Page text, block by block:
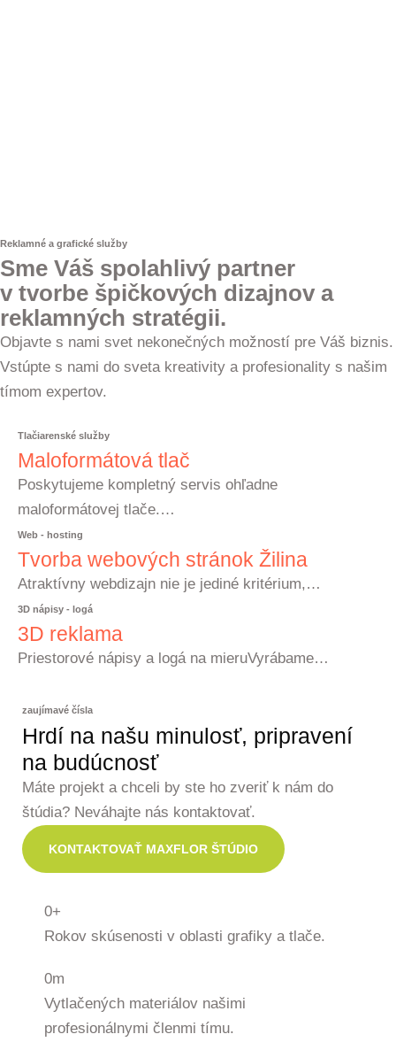
Reklamné a grafické služby
Sme Váš spolahlivý partner
v tvorbe špičkových dizajnov a
reklamných stratégii.
Objavte s nami svet nekonečných možností pre Váš biznis.
Vstúpte s nami do sveta kreativity a profesionality s našim
tímom expertov.
Tlačiarenské služby
Maloformátová tlač
Poskytujeme kompletný servis ohľadne
maloformátovej tlače.…
Web - hosting
Tvorba webových stránok Žilina
Atraktívny webdizajn nie je jediné kritérium,…
3D nápisy - logá
3D reklama
Priestorové nápisy a logá na mieruVyrábame…
zaujímavé čísla
Hrdí na našu minulosť, pripravení
na budúcnosť
Máte projekt a chceli by ste ho zveriť k nám do
štúdia? Neváhajte nás kontaktovať.
KONTAKTOVAŤ MAXFLOR ŠTÚDIO
0+
Rokov skúsenosti v oblasti grafiky a tlače.
0m
Vytlačených materiálov našimi
profesionálnymi členmi tímu.